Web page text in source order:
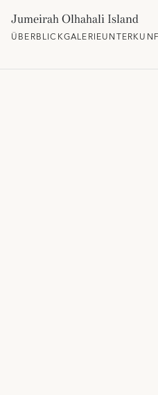
Jumeirah Olhahali Island
ÜBERBLICKGALERIE